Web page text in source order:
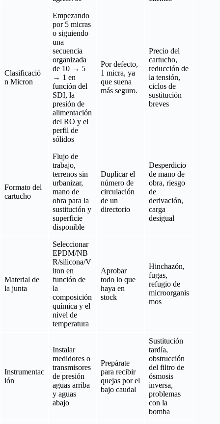
Clasificació
n Micron
Empezando
por 5 micras
o siguiendo
una
secuencia
organizada
de 10 → 5
→ 1 en
función del
SDI, la
presión de
alimentación
del RO y el
perfil de
sólidos
Por defecto,
1 micra, ya
que suena
más seguro.
Precio del
cartucho,
reducción de
la tensión,
ciclos de
sustitución
breves
Formato del
cartucho
Flujo de
trabajo,
terrenos sin
urbanizar,
mano de
obra para la
sustitución y
superficie
disponible
Duplicar el
número de
circulación
de un
directorio
Desperdicio
de mano de
obra, riesgo
de
derivación,
carga
desigual
Material de
la junta
Seleccionar
EPDM/NB
R/silicona/V
iton en
función de
la
composición
química y el
nivel de
temperatura
Aprobar
todo lo que
haya en
stock
Hinchazón,
fugas,
refugio de
microorganis
mos
Instrumentac
ión
Instalar
medidores o
transmisores
de presión
aguas arriba
y aguas
abajo
Prepárate
para recibir
quejas por el
bajo caudal
Sustitución
tardía,
obstrucción
del filtro de
ósmosis
inversa,
problemas
con la
bomba